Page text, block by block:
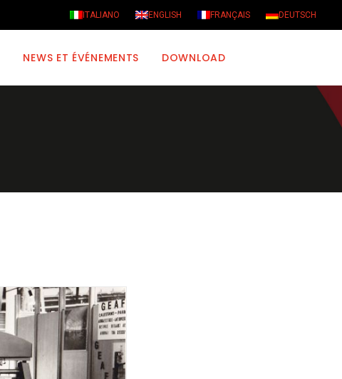
ITALIANO ENGLISH FRANÇAIS DEUTSCH
NEWS ET ÉVÉNEMENTS DOWNLOAD